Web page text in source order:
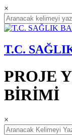
×
T.C.
PROJE
BİRİMİ
×